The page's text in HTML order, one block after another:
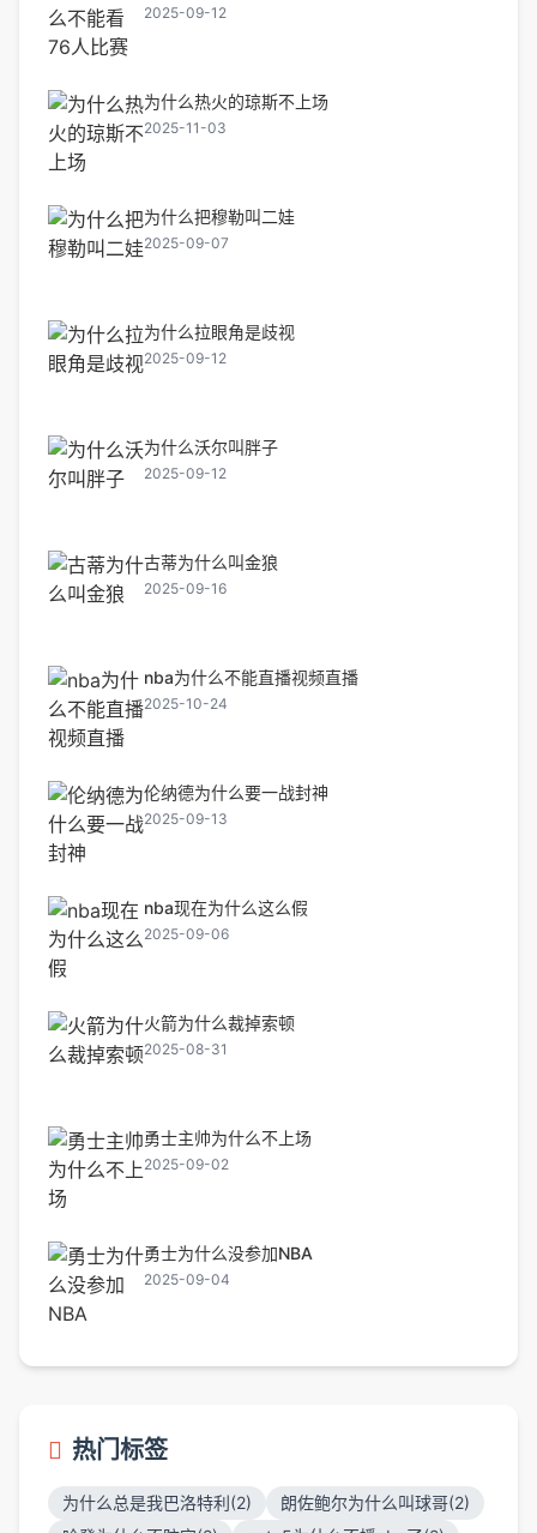
2025-09-12
为什么热火的琼斯不上场
2025-11-03
为什么把穆勒叫二娃
2025-09-07
为什么拉眼角是歧视
2025-09-12
为什么沃尔叫胖子
2025-09-12
古蒂为什么叫金狼
2025-09-16
nba为什么不能直播视频直播
2025-10-24
伦纳德为什么要一战封神
2025-09-13
nba现在为什么这么假
2025-09-06
火箭为什么裁掉索顿
2025-08-31
勇士主帅为什么不上场
2025-09-02
勇士为什么没参加NBA
2025-09-04
热门标签
为什么总是我巴洛特利(2)
朗佐鲍尔为什么叫球哥(2)